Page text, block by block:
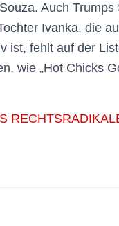
Auch
Ivanka, die
ist, fehlt auf der
wie „Hot Chicks